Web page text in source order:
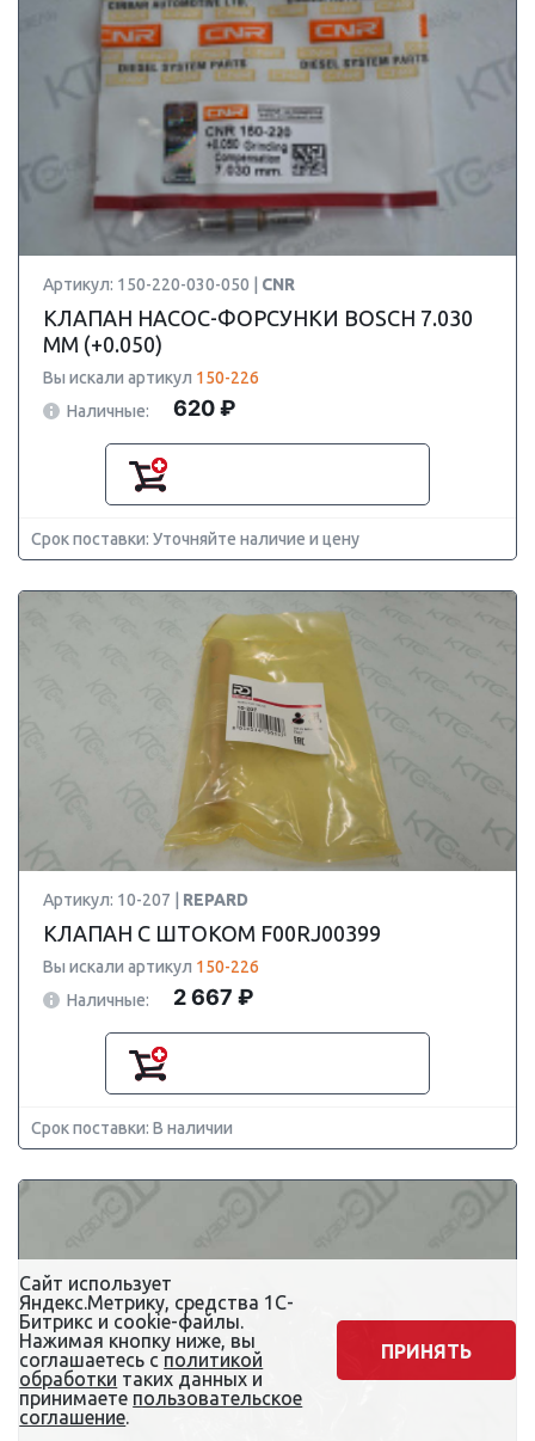
Артикул: 150-220-030-050 | CNR
КЛАПАН НАСОС-ФОРСУНКИ BOSCH 7.030
ММ (+0.050)
Вы искали артикул 150-226
Наличные:
620 ₽
Срок поставки: Уточняйте наличие и цену
Артикул: 10-207 | REPARD
КЛАПАН С ШТОКОМ F00RJ00399
Вы искали артикул 150-226
Наличные:
2 667 ₽
Срок поставки: В наличии
Сайт использует
Яндекс.Метрику, средства 1С-
Битрикс и cookie-файлы.
Нажимая кнопку ниже, вы
соглашаетесь с политикой
обработки таких данных и
принимаете пользовательское
соглашение.
ПРИНЯТЬ